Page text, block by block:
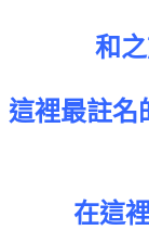
和
這裡最註名
在這